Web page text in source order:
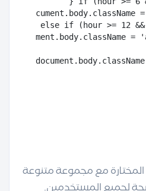
المختارة مع مجموعة متنوعة